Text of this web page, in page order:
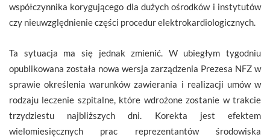
współczynnika korygującego dla dużych ośrodków i instytutów
czy nieuwzględnienie części procedur elektrokardiologicznych.
Ta sytuacja ma się jednak zmienić. W ubiegłym tygodniu
opublikowana została nowa wersja zarządzenia Prezesa NFZ w
sprawie określenia warunków zawierania i realizacji umów w
rodzaju leczenie szpitalne, które wdrożone zostanie w trakcie
trzydziestu najbliższych dni. Korekta jest efektem
wielomiesięcznych prac reprezentantów środowiska